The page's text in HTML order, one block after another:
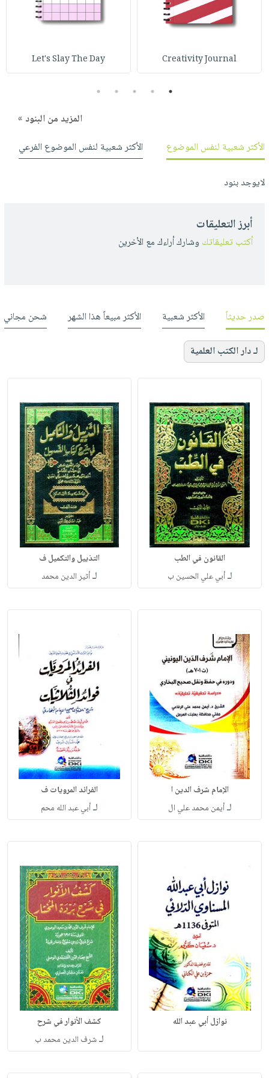
صابون
أطفال
فيديوهات
أسئلة
طرحها
كتابك
معنا
نشرةCreativity Journal
Let's Slay The Day
1
2
3
4
5
المزيد من البنود »
الأكثر شعبية لنفس الموضوع
الأكثر شعبية لنفس الموضوع الفرعي
لايوجد بنود
أبرز التعليقات
أكتب تعليقاتك وشارك أراءك مع الأخرين
صدر حديثاً الأكثر شعبية الأكثر مبيعاً هذا الشهر شحن مجاني
لـ دار الكتب العلمية
القانون في الطب
لـأبي علي الحسين ب
التذييل والتكميل ف
لـأثير الدين محمد
الإمام شرف الدين ا
لـأيمن محمد علي ال
الفرائد المرويات ف
لـأبي عبد الله محم
نوازل أبي عبد الله كشف الأنوار في شرح
لـشرف الدين محمد ب